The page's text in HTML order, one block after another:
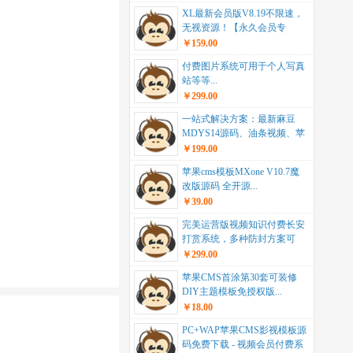
XL最新会员版V8.19不限速，
无视资源！【永久会员专
项】...
￥159.00
付费图片系统可用于个人写真
站等等...
￥299.00
一站式解决方案：最新麻豆
MDYS14源码、油条视频、苹
果CMS系统，附...
￥199.00
苹果cms模板MXone V10.7魔
改版源码 全开源...
￥39.00
完美运营版视频知识付费长安
打赏系统，多种防封方案可
选，全新弹窗支付，助...
￥299.00
苹果CMS首涂第30套可装修
DIY主题模板免授权版...
￥18.00
PC+WAP苹果CMS影视模板源
码免费下载 - 视频会员付费系